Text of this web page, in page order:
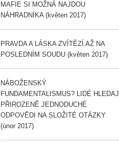
MAFIE SI MOŽNÁ NAJDOU
NÁHRADNÍKA (květen 2017)
PRAVDA A LÁSKA ZVÍTĚZÍ AŽ NA
POSLEDNÍM SOUDU (květen 2017)
NÁBOŽENSKÝ
FUNDAMENTALISMUS? LIDÉ HLEDAJÍ
PŘIROZENĚ JEDNODUCHÉ
ODPOVĚDI NA SLOŽITÉ OTÁZKY
(únor 2017)